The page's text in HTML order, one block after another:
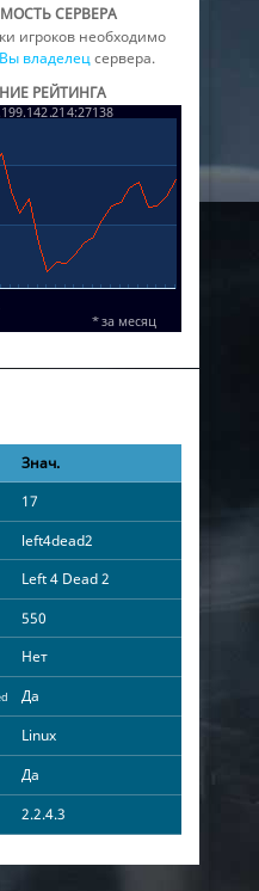
СЕРВЕРА
игроков необходимо
владелецсервера.
РЕЙТИНГА
Знач.
17
left4dead2
Left 4 Dead 2
550
Нет
Да
Linux
Да
2.2.4.3